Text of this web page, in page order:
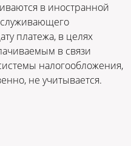
в иностранной
платежа, в целях
в связи
налогообложения,
не учитывается.